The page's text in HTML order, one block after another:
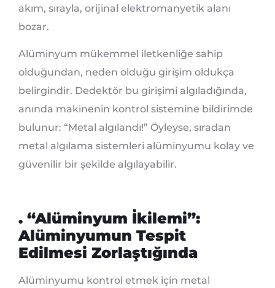
akım, sırayla, orijinal elektromanyetik alanı
bozar.
Alüminyum mükemmel iletkenliğe sahip
olduğundan, neden olduğu girişim oldukça
belirgindir. Dedektör bu girişimi algıladığında,
anında makinenin kontrol sistemine bildirimde
bulunur: “Metal algılandı!” Öyleyse, sıradan
metal algılama sistemleri alüminyumu kolay ve
güvenilir bir şekilde algılayabilir.
. “Alüminyum İkilemi”:
Alüminyumun Tespit
Edilmesi Zorlaştığında
Alüminyumu kontrol etmek için metal